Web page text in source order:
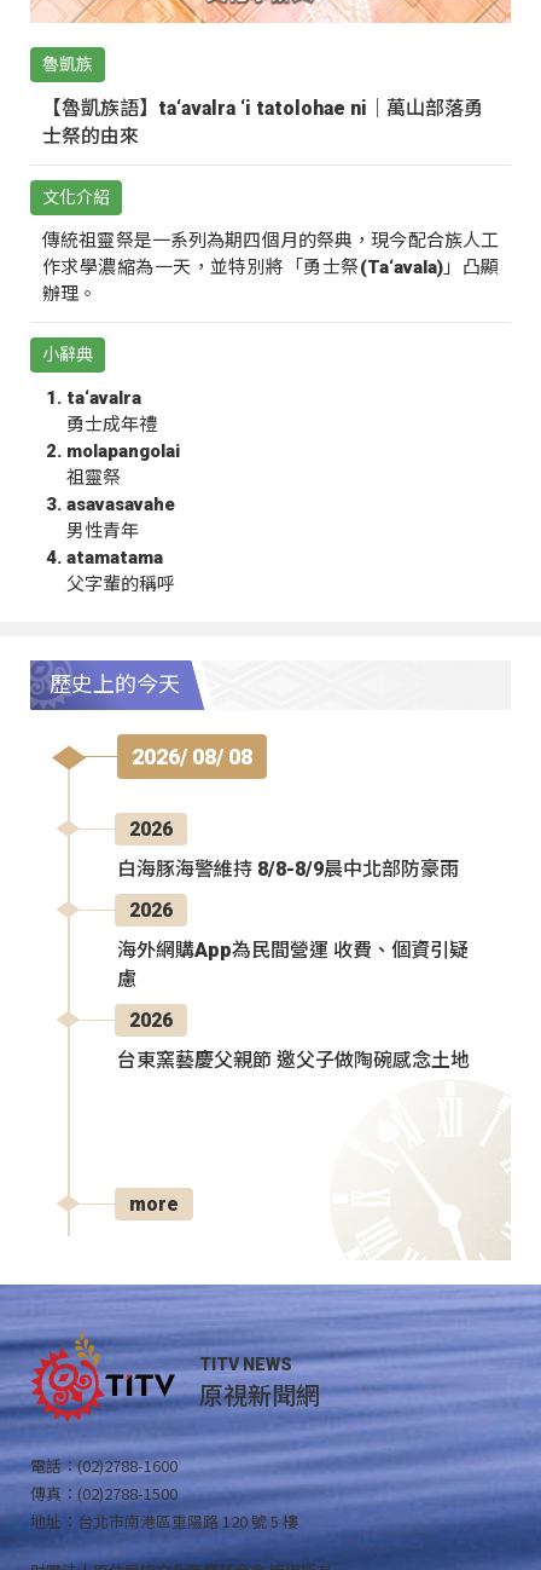
魯凱族
【魯凱族語】ta‘avalra ‘i tatolohae ni｜萬山部落勇
士祭的由來
文化介紹
傳統祖靈祭是一系列為期四個月的祭典，現今配合族人工
作求學濃縮為一天，並特別將「勇士祭(Ta‘avala)」凸顯
辦理。
小辭典
ta‘avalra
勇士成年禮
molapangolai
祖靈祭
asavasavahe
男性青年
atamatama
父字輩的稱呼
歷史上的今天
2026/ 08/ 08
2026
白海豚海警維持 8/8-8/9晨中北部防豪雨
2026
海外網購App為民間營運 收費、個資引疑
慮
2026
台東窯藝慶父親節 邀父子做陶碗感念土地
more
TITV NEWS
原視新聞網
電話：(02)2788-1600
傳真：(02)2788-1500
地址：台北市南港區重陽路 120 號 5 樓